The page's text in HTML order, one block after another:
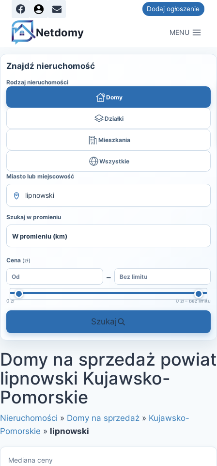
Dodaj ogłoszenie
Netdomy MENU
Znajdź nieruchomość
Rodzaj nieruchomości
Domy
Działki
Mieszkania
Wszystkie
Miasto lub miejscowość
Szukaj w promieniu
Cena (zł)
–
0 zł 0 zł – bez limitu
Szukaj
Domy na sprzedaż powiat
lipnowski Kujawsko-
Pomorskie
Nieruchomości » Domy na sprzedaż » Kujawsko-
Pomorskie » lipnowski
Mediana ceny